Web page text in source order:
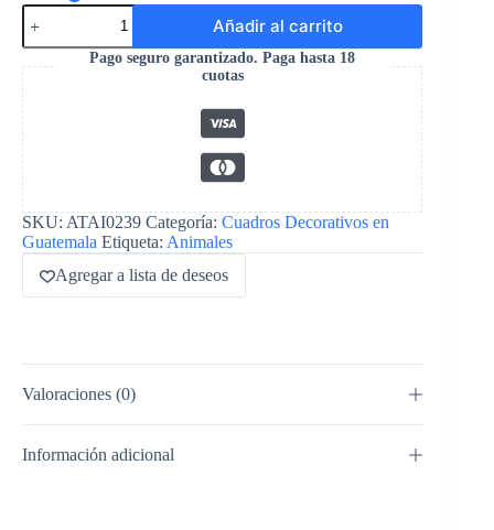
Añadir al carrito
Pago seguro garantizado. Paga hasta 18
cuotas
SKU: ATAI0239 Categoría: Cuadros Decorativos en
Guatemala Etiqueta: Animales
Agregar a lista de deseos
Valoraciones (0)
Información adicional